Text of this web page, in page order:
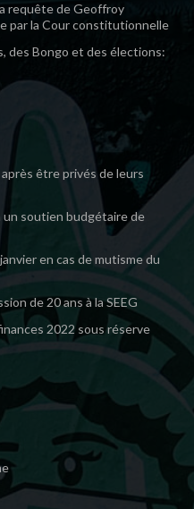
requête de Geoffroy
par la Cour constitutionnelle
des Bongo et des élections:
être privés de leurs
un soutien budgétaire de
en cas de mutisme du
de 20 ans à la SEEG
2022 sous réserve